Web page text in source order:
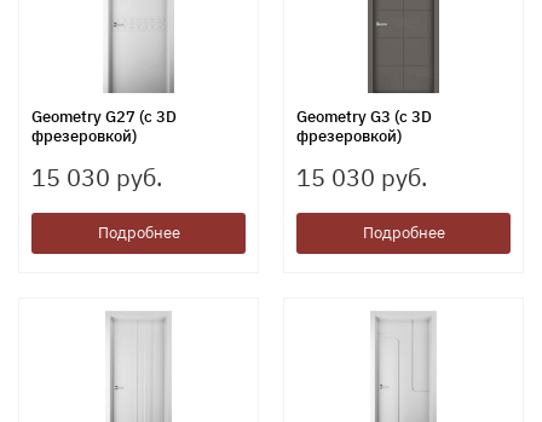
Geometry G27 (с 3D
фрезеровкой)
15 030 руб.
Подробнее
Geometry G3 (с 3D
фрезеровкой)
15 030 руб.
Подробнее